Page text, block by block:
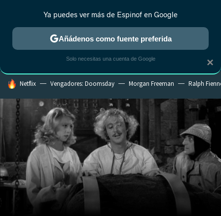
ESTRENOS REALITY ANIME RANKINGS CINE
HOY SE HABLA DE
Netflix Vengadores: Doomsday Morgan Freeman Ralph
×
Ya puedes ver más de Espinof en Google
Añádenos como fuente preferida
Solo necesitas una cuenta de Google